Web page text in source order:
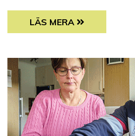
VÄNSKAP KÄNNER INGA
LÄS MERA